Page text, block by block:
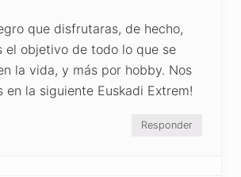
que disfrutaras, de hecho,
el objetivo de todo lo que se
la vida, y más por hobby. Nos
en la siguiente Euskadi Extrem!
Responder